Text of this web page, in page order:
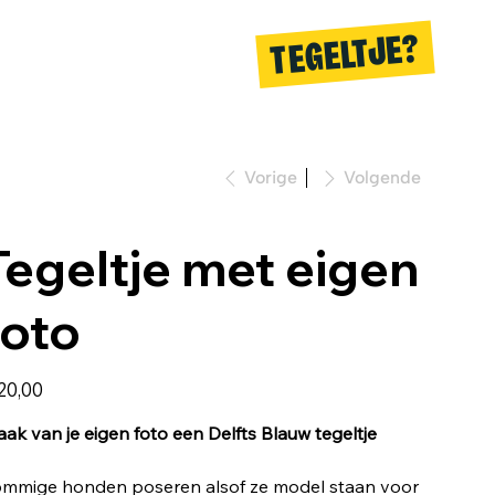
TEGELTJE?
Vorige Volgende
met eigen
van je eigen foto een Delfts Blauw tegeltje
honden poseren alsof ze model staan voor